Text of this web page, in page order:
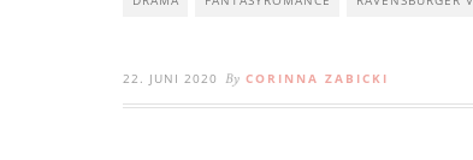
22. JUNI 2020 By CORINNA ZABICKI